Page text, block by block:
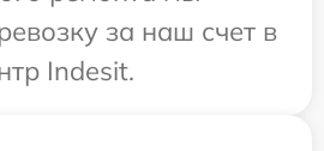
за наш счет в
Indesit.